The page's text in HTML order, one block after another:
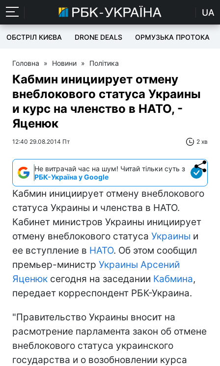
UA
ОБСТРІЛ КИЄВА DRONE DEALS ОРМУЗЬКА ПРОТОКА
Головна » Новини » Політика
Кабмин инициирует отмену
внеблокового статуса Украины
и курс на членство в НАТО, -
Яценюк
12:40 29.08.2014 Пт 2 хв
Не витрачай час на шум! Читай тільки суть з
РБК-Україна у Google
Кабмин инициирует отмену внеблокового
статуса Украины и членства в НАТО.
Кабинет министров Украины инициирует
отмену внеблокового статуса Украины и
ее вступление в НАТО. Об этом сообщил
премьер-министр Украины Арсений
Яценюк сегодня на заседании Кабмина,
передает корреспондент РБК-Украина.
"Правительство Украины вносит на
расмотрение парламента закон об отмене
внеблокового статуса украинского
государства и о возобновлении курса